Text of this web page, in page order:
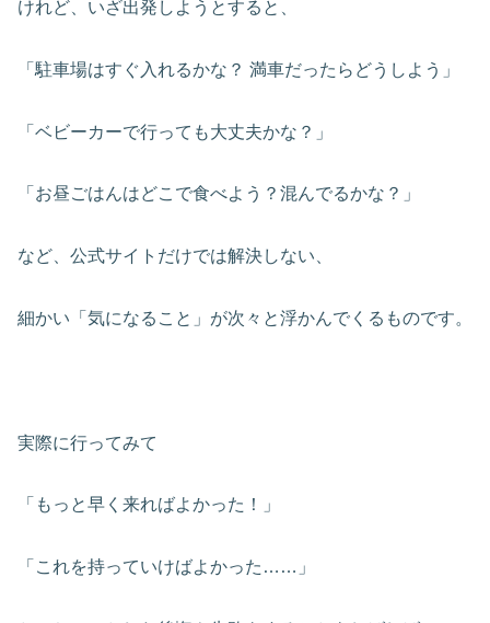
けれど、いざ出発しようとすると、
「駐車場はすぐ入れるかな？ 満車だったらどうしよう」
「ベビーカーで行っても大丈夫かな？」
「お昼ごはんはどこで食べよう？混んでるかな？」
など、公式サイトだけでは解決しない、
細かい「気になること」が次々と浮かんでくるものです。
実際に行ってみて
「もっと早く来ればよかった！」
「これを持っていけばよかった……」